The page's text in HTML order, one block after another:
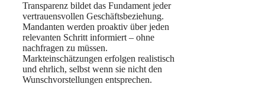
Transparenz bildet das Fundament jeder
vertrauensvollen Geschäftsbeziehung.
Mandanten werden proaktiv über jeden
relevanten Schritt informiert – ohne
nachfragen zu müssen.
Markteinschätzungen erfolgen realistisch
und ehrlich, selbst wenn sie nicht den
Wunschvorstellungen entsprechen.